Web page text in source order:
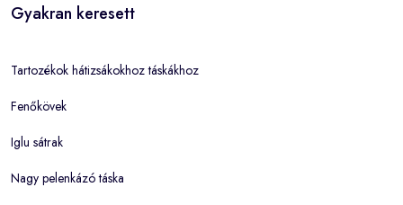
Gyakran keresett
Tartozékok hátizsákokhoz táskákhoz
Fenőkövek
Iglu sátrak
Nagy pelenkázó táska